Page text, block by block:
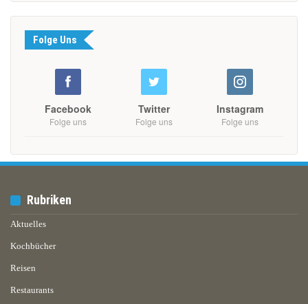
Folge Uns
Facebook
Folge uns
Twitter
Folge uns
Instagram
Folge uns
Rubriken
Aktuelles
Kochbücher
Reisen
Restaurants